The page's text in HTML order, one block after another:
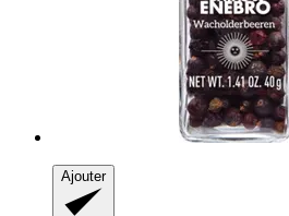
Ajouter